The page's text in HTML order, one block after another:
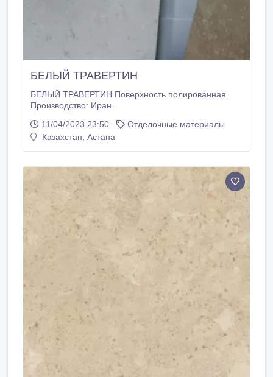
БЕЛЫЙ ТРАВЕРТИН
БЕЛЫЙ ТРАВЕРТИН Поверхность полированная.
Производство: Иран..
11/04/2023 23:50
Отделочные материалы
Казахстан, Астана